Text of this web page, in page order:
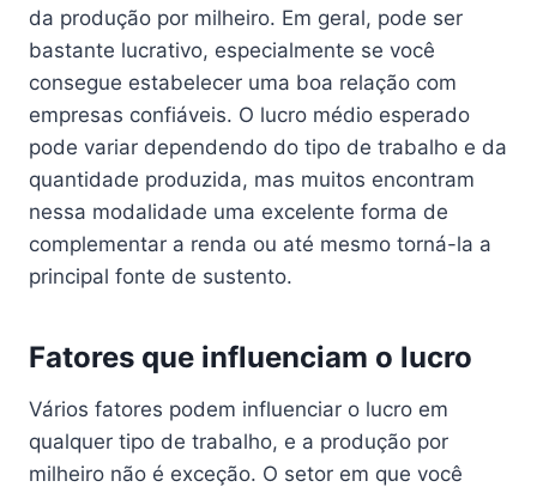
da produção por milheiro. Em geral, pode ser
bastante lucrativo, especialmente se você
consegue estabelecer uma boa relação com
empresas confiáveis. O lucro médio esperado
pode variar dependendo do tipo de trabalho e da
quantidade produzida, mas muitos encontram
nessa modalidade uma excelente forma de
complementar a renda ou até mesmo torná-la a
principal fonte de sustento.
Fatores que influenciam o lucro
Vários fatores podem influenciar o lucro em
qualquer tipo de trabalho, e a produção por
milheiro não é exceção. O setor em que você